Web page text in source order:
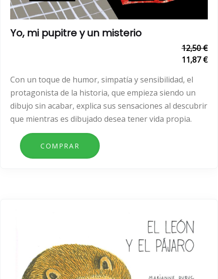
Yo, mi pupitre y un misterio
12,50 €
11,87 €
Con un toque de humor, simpatía y sensibilidad, el
protagonista de la historia, que empieza siendo un
dibujo sin acabar, explica sus sensaciones al descubrir
que mientras es dibujado desea tener vida propia.